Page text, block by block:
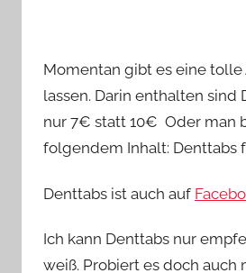
Momentan gibt es eine tolle
lassen. Darin enthalten sind
nur 7€ statt 10€ Oder man
folgendem Inhalt: Denttabs
Denttabs ist auch auf
Ich kann Denttabs nur
weiß. Probiert es doch auch